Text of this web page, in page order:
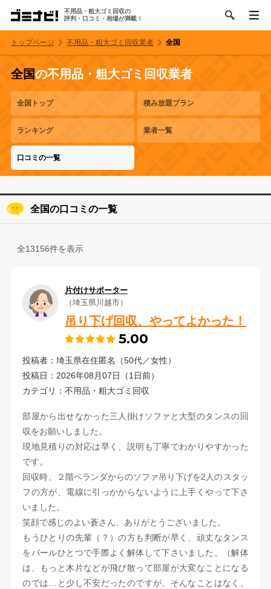
不用品・粗大ゴミ回収の
評判・口コミ・相場が満載！
トップページ 不用品・粗大ゴミ回収業者 全国
全国の不用品・粗大ゴミ回収業者
全国トップ 積み放題プラン
ランキング 業者一覧
口コミの一覧
全国の口コミの一覧
全13156件を表示
片付けサポーター
（埼玉県川越市）
吊り下げ回収、やってよかった！
5.00
投稿者：埼玉県在住匿名（50代／女性）
投稿日：2026年08月07日（1日前）
カテゴリ：不用品・粗大ゴミ回収
部屋から出せなかった三人掛けソファと大型のタンスの回
収をお願いしました。
現地見積りの対応は早く、説明も丁寧でわかりやすかった
です。
回収時、２階ベランダからのソファ吊り下げを2人のスタッ
フの方が、電線に引っかからないように上手くやって下さ
いました。
笑顔で感じのよい蒼さん、ありがとうございました。
もうひとりの先輩（？）の方も判断が早く、頑丈なタンス
をバールひとつで手際よく解体して下さいました。（解体
は、もっと木片などが飛び散って部屋が大変なことになる
のでは…と少し不安だったのですが、そんなことはなく、